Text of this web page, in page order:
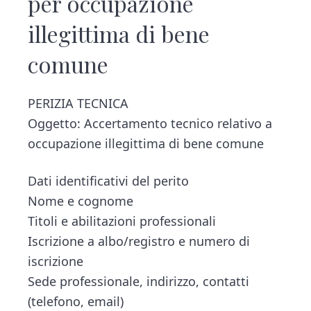
illegittima di bene
comune​
PERIZIA TECNICA
Oggetto: Accertamento tecnico relativo a
occupazione illegittima di bene comune
Dati identificativi del perito
Nome e cognome
Titoli e abilitazioni professionali
Iscrizione a albo/registro e numero di
iscrizione
Sede professionale, indirizzo, contatti
(telefono, email)